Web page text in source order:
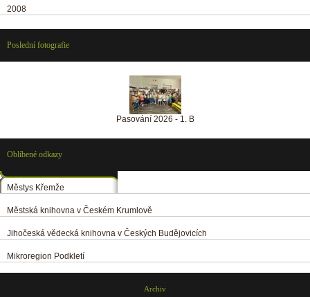
2008
Poslední fotografie
Pasování 2026 - 1. B
Oblíbené odkazy
Městys Křemže
Městská knihovna v Českém Krumlově
Jihočeská vědecká knihovna v Českých Budějovicích
Mikroregion Podkletí
Archiv